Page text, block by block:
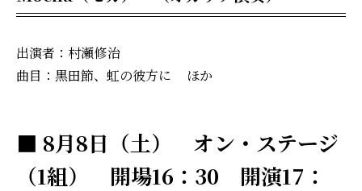
出演者：村瀬 修治
曲目：黒田節、虹の彼方に ほか
■ 8月8日（土） オン・ステージ
（1組） 開場16：30 開演17：